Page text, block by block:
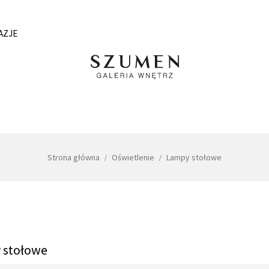
Strona główna Oświetlenie Lampy stołowe